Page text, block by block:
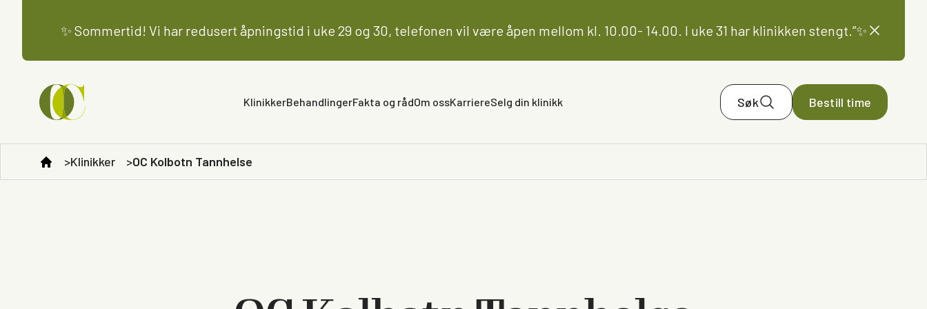
✨ Sommertid! Vi har redusert åpningstid i uke 29 og 30, telefonen vil være åpen mellom kl. 10.00- 14.00. I uke 31 har klinikken stengt.”✨
KlinikkerBehandlingerFakta og rådOm ossKarriereSelg din klinikk Søk Bestill time
Klinikker OC Kolbotn Tannhelse